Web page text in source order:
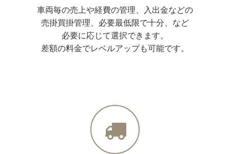
車両毎の売上や経費の管理、入出金などの
売掛買掛管理、必要最低限で十分、など
必要に応じて選択できます。
差額の料金でレベルアップも可能です。